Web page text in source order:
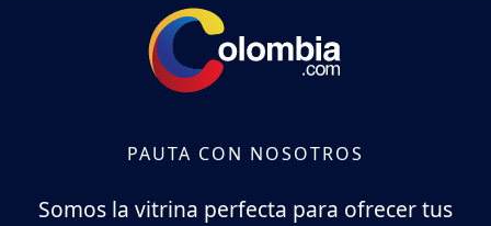
PAUTA CON NOSOTROS
Somos la vitrina perfecta para ofrecer tus